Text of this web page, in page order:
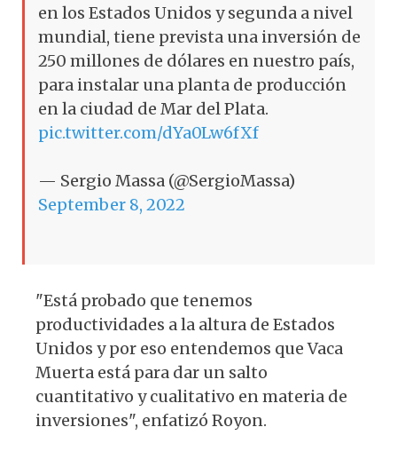
en los Estados Unidos y segunda a nivel
mundial, tiene prevista una inversión de
250 millones de dólares en nuestro país,
para instalar una planta de producción
en la ciudad de Mar del Plata.
pic.twitter.com/dYa0Lw6fXf
— Sergio Massa (@SergioMassa)
September 8, 2022
"Está probado que tenemos
productividades a la altura de Estados
Unidos y por eso entendemos que Vaca
Muerta está para dar un salto
cuantitativo y cualitativo en materia de
inversiones", enfatizó Royon.